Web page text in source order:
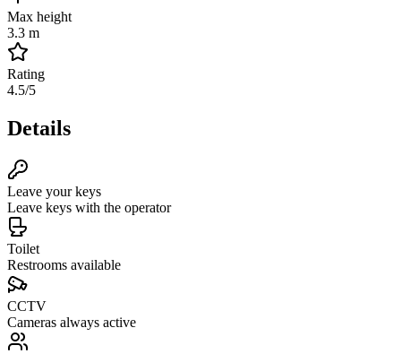
Max height
3.3 m
Rating
4.5/5
Details
Leave your keys
Leave keys with the operator
Toilet
Restrooms available
CCTV
Cameras always active